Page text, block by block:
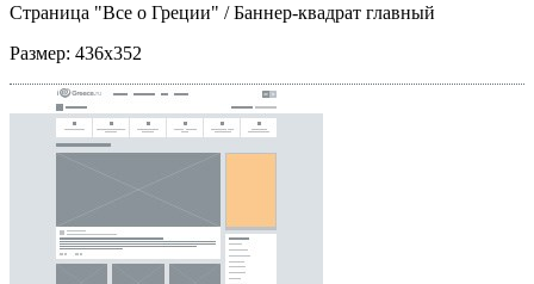
Страница "Все о Греции" / Баннер-квадрат главный
Размер: 436x352